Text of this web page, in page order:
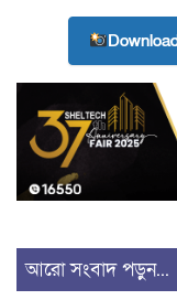
আরো সংবাদ পড়ুন...